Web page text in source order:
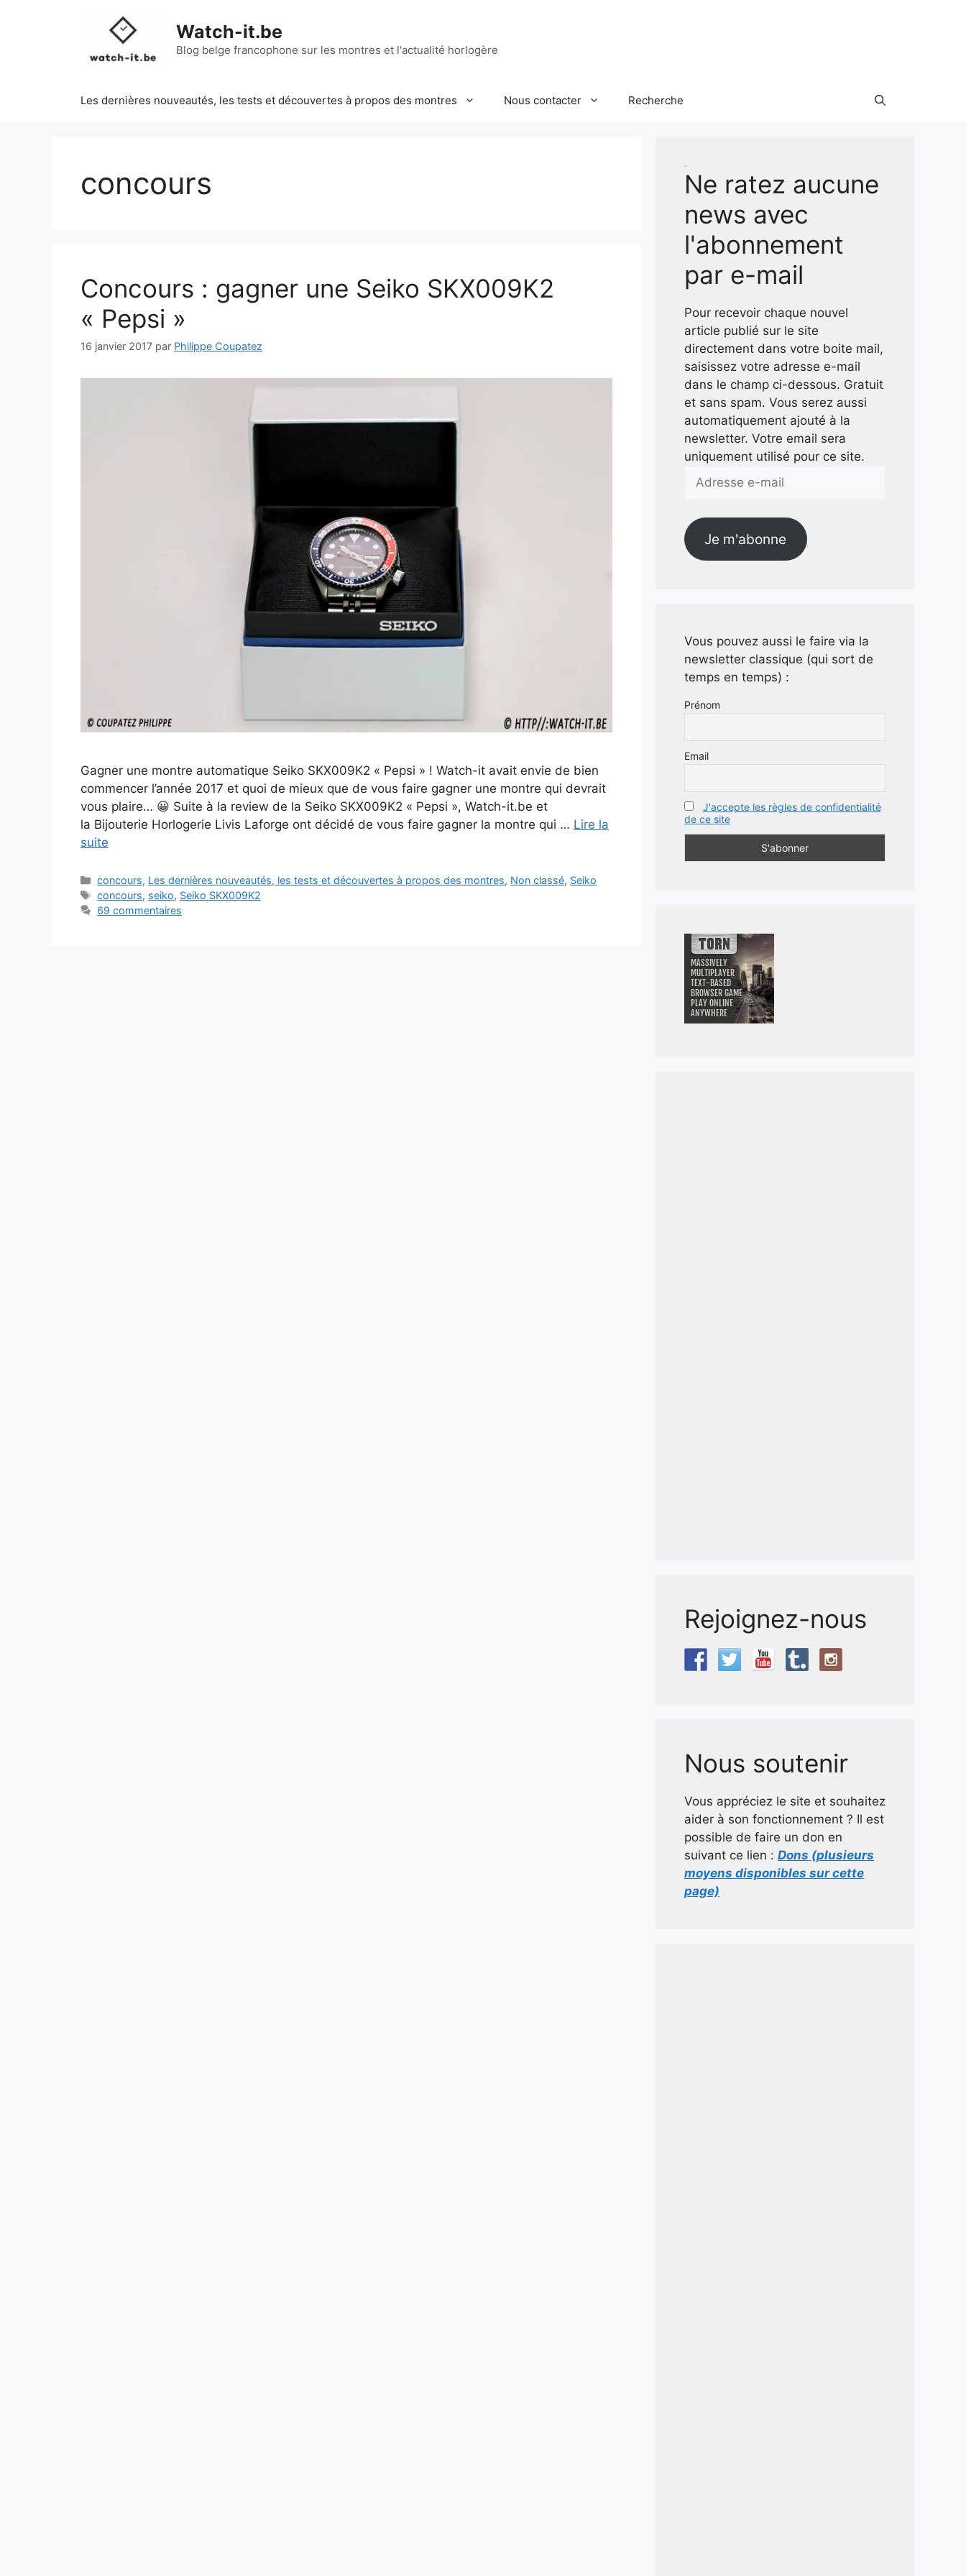
Watch-it.be
Blog belge francophone sur les montres et l'actualité horlogère
Les dernières nouveautés, les tests et découvertes à propos des montres Nous contacter Recherche
concours
Concours : gagner une Seiko SKX009K2
« Pepsi »
16 janvier 2017 par Philippe Coupatez
Gagner une montre automatique Seiko SKX009K2 « Pepsi » ! Watch-it avait envie de bien
commencer l’année 2017 et quoi de mieux que de vous faire gagner une montre qui devrait
vous plaire… 😀 Suite à la review de la Seiko SKX009K2 « Pepsi », Watch-it.be et
la Bijouterie Horlogerie Livis Laforge ont décidé de vous faire gagner la montre qui … Lire la
suite
Catégories
concours, Les dernières nouveautés, les tests et découvertes à propos des montres, Non classé, Seiko
Étiquettes
concours, seiko, Seiko SKX009K2
69 commentaires
Ne ratez aucune
news avec
l'abonnement
par e-mail
Pour recevoir chaque nouvel
article publié sur le site
directement dans votre boite mail,
saisissez votre adresse e-mail
dans le champ ci-dessous. Gratuit
et sans spam. Vous serez aussi
automatiquement ajouté à la
newsletter. Votre email sera
uniquement utilisé pour ce site.
e-
Je m'abonne
Vous pouvez aussi le faire via la
newsletter classique (qui sort de
temps en temps) :
Prénom
Email
J'accepte les règles de confidentialité
de ce site
Rejoignez-nous
Nous soutenir
Vous appréciez le site et souhaitez
aider à son fonctionnement ? Il est
possible de faire un don en
suivant ce lien : Dons (plusieurs
moyens disponibles sur cette
page)